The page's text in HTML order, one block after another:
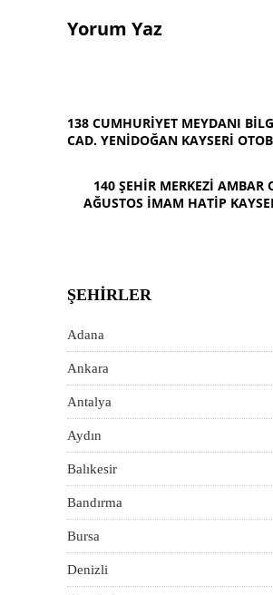
Yorum Yaz
138 CUMHURIYET MEYDANI
CAD. YENIDOĞAN KAYSERI
140 ŞEHIR MERKEZI AMBAR
AĞUSTOS İMAM HATIP
ŞEHIRLER
Adana
Ankara
Antalya
Aydın
Balıkesir
Bandırma
Bursa
Denizli